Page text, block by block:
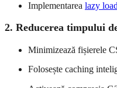
Implementarea lazy
2. Reducerea timpului
Minimizează fișierele
Folosește caching